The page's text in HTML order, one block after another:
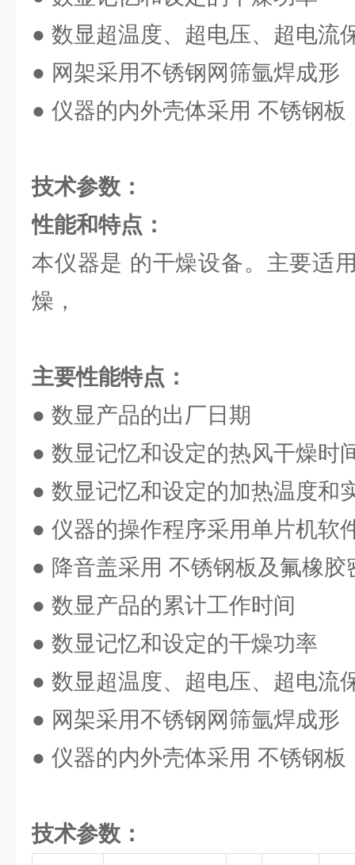
● 数显超温度、超电压、超电流
● 网架采用不锈钢网筛氩焊成形
● 仪器的内外壳体采用 不锈钢板
技术参数：
性能和特点：
本仪器是 的干燥设备。主要适
燥，
主要性能特点：
● 数显产品的出厂日期
● 数显记忆和设定的热风干燥时
● 数显记忆和设定的加热温度和
● 仪器的操作程序采用单片机软
● 降音盖采用 不锈钢板及氟橡胶
● 数显产品的累计工作时间
● 数显记忆和设定的干燥功率
● 数显超温度、超电压、超电流
● 网架采用不锈钢网筛氩焊成形
● 仪器的内外壳体采用 不锈钢板
技术参数：